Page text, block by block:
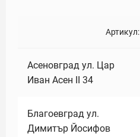
Артикул:
Асеновград ул. Цар
Иван Асен II 34
Благоевград ул.
Димитър Йосифов